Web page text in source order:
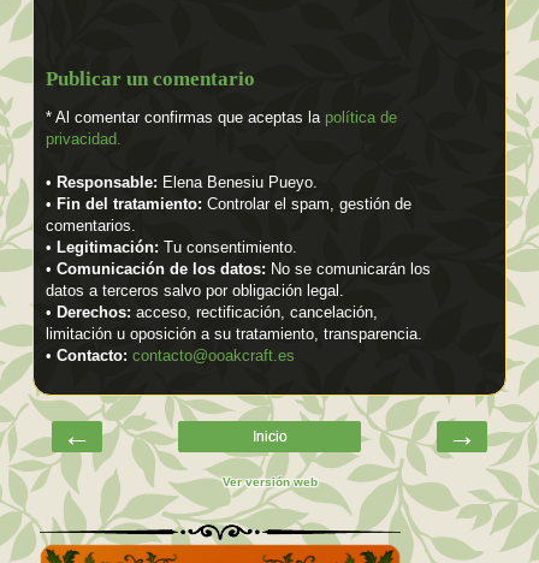
Publicar un comentario
* Al comentar confirmas que aceptas la política de
privacidad.
• Responsable: Elena Benesiu Pueyo.
• Fin del tratamiento: Controlar el spam, gestión de
comentarios.
• Legitimación: Tu consentimiento.
• Comunicación de los datos: No se comunicarán los
datos a terceros salvo por obligación legal.
• Derechos: acceso, rectificación, cancelación,
limitación u oposición a su tratamiento, transparencia.
• Contacto: contacto@ooakcraft.es
← →
Inicio
Ver versión web